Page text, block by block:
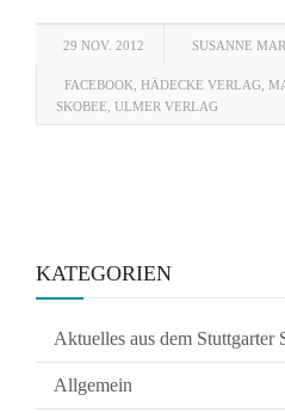
29 NOV. 2012 SUSANNE
FACEBOOK HÄDECKE VERLAG
SKOBEE ULMER VERLAG
KATEGORIEN
Aktuelles aus dem Stuttgarter
Allgemein